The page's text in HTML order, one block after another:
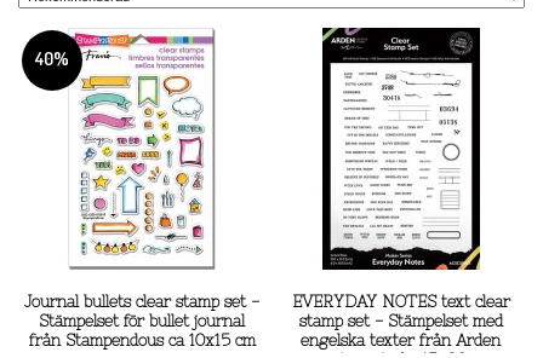
40%
Journal bullets clear stamp set -
Stämpelset för bullet journal
från Stampendous ca 10x15 cm
EVERYDAY NOTES text clear
stamp set - Stämpelset med
engelska texter från Arden